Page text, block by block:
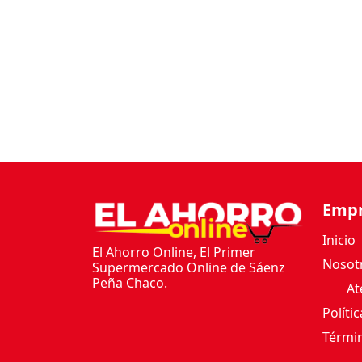
El Ahorro Online, El Primer
Supermercado Online de Sáenz
Peña Chaco.
Inicio